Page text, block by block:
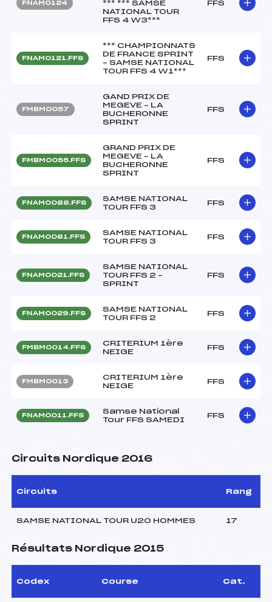
FNAM0124
*** *** SAMSE
NATIONAL TOUR
FFS 4 W3***
FFS
FNAM0121.FFS
*** CHAMPIONNATS
DE FRANCE SPRINT
– SAMSE NATIONAL
TOUR FFS 4 W1***
FFS
FMBM0057
GAND PRIX DE
MEGEVE – LA
BUCHERONNE
SPRINT
FFS
FMBM0055.FFS
GRAND PRIX DE
MEGEVE – LA
BUCHERONNE
SPRINT
FFS
FNAM0088.FFS
SAMSE NATIONAL
TOUR FFS 3
FFS
FNAM0081.FFS
SAMSE NATIONAL
TOUR FFS 3
FFS
FNAM0021.FFS
SAMSE NATIONAL
TOUR FFS 2 –
SPRINT
FFS
FNAM0029.FFS
SAMSE NATIONAL
TOUR FFS 2
FFS
FMBM0014.FFS
CRITERIUM 1ère
NEIGE
FFS
FMBM0013
CRITERIUM 1ère
NEIGE
FFS
FNAM0011.FFS
Samse National
Tour FFS SAMEDI
FFS
Circuits Nordique 2016
Circuits Rang
SAMSE NATIONAL TOUR U20 HOMMES 17
Résultats Nordique 2015
Codex Course Cat.